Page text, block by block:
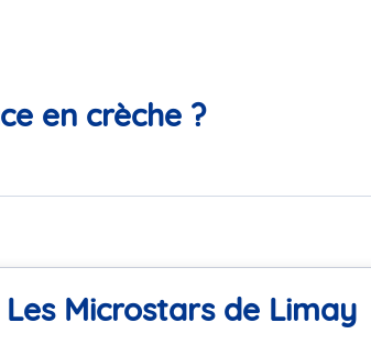
en crèche ?
Microstars de Limay